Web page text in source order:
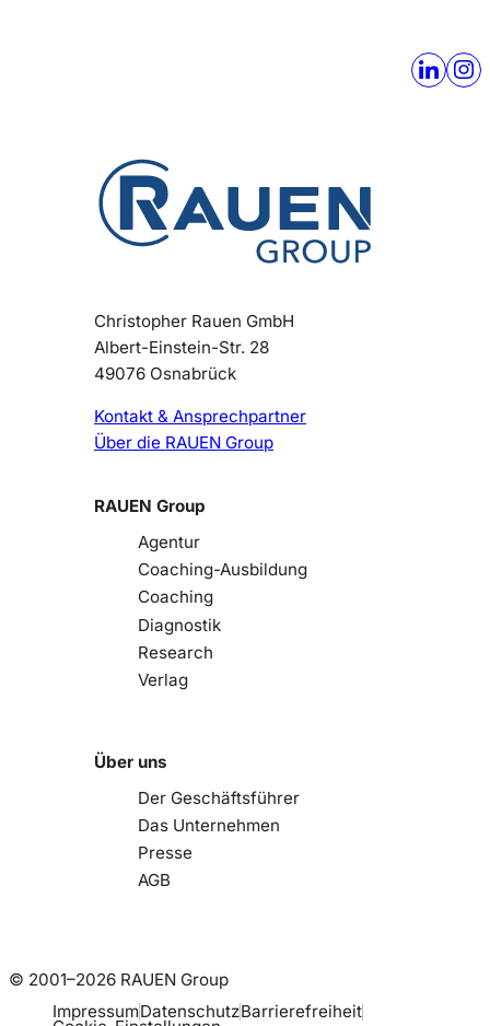
Christopher Rauen GmbH
Albert-Einstein-Str. 28
49076 Osnabrück
Kontakt & Ansprechpartner
Über die RAUEN Group
RAUEN Group
Agentur
Coaching-Ausbildung
Coaching
Diagnostik
Research
Verlag
Über uns
Der Geschäftsführer
Das Unternehmen
Presse
AGB
© 2001–2026 RAUEN Group
ImpressumDatenschutzBarrierefreiheit